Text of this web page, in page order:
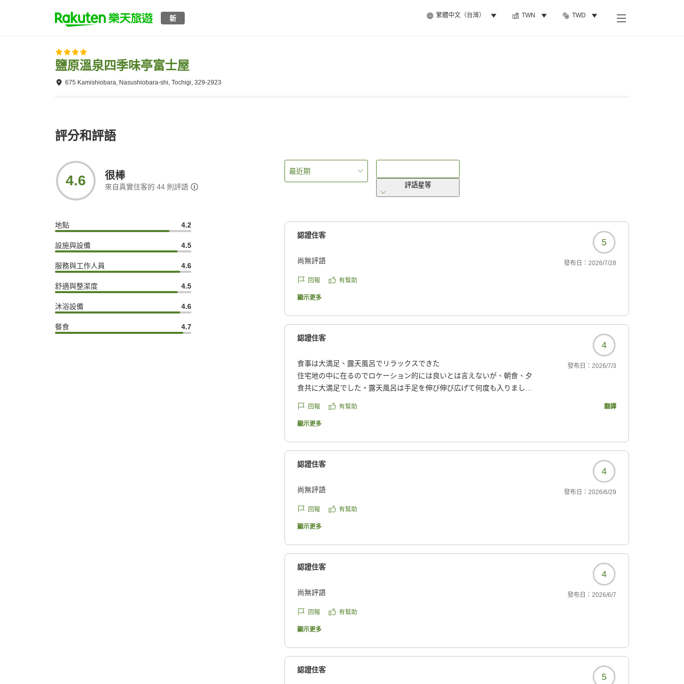
新 繁體中文（台灣） TWN TWD
鹽原溫泉四季味亭富士屋
675 Kamishiobara, Nasushiobara-shi, Tochigi, 329-2923
評分和評語
4.6 很棒
來自真實住客的 44 則評語
地點 4.2
設施與設備 4.5
服務與工作人員 4.6
舒適與整潔度 4.5
沐浴設備 4.6
餐食 4.7
最近期
評語星等
認證住客
5
尚無評語 發布日： 2026/7/28
回報 有幫助
顯示更多
認證住客
4
食事は大満足、露天風呂でリラックスできた
住宅地の中に在るのでロケーション的には良いとは言えないが、朝食、夕
食共に大満足でした。露天風呂は手足を伸び伸び広げて何度も入りまし
クチコミの詳細はこちらから
https://review.travel.rakuten.co.jp/hotel/voice/68477?
發布日： 2026/7/3
回報 有幫助 翻譯
顯示更多
認證住客
4
尚無評語 發布日： 2026/6/29
回報 有幫助
顯示更多
認證住客
4
尚無評語 發布日： 2026/6/7
回報 有幫助
顯示更多
認證住客
5